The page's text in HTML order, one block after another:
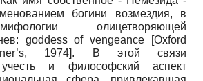
богини возмездия, в
олицетворяющей
goddess of vengeance
[Oxford
1974]. В этой связи
учесть и философский аспект